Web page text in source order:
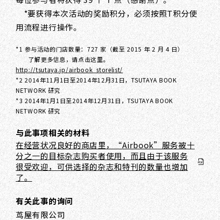
*要获得本次活动的奖励积分，必须按照T积分使
用流程进行操作。
*1 参与活动的门店数量：727 家（截至 2015 年 2 月 4 日）
了解更多信息，请点击这里。
http://tsutaya.jp/airbook_storelist/
*2 2014年11月1日至2014年12月31日，TSUTAYA BOOK
NETWORK 研究
*3 2014年1月1日至2014年12月31日，TSUTAYA BOOK
NETWORK 研究
与此事项相关的材料
在经营状况良好的商店里，“Airbook”服务被十
分之一的目标杂志购买者使用，而且由于该服务
很受欢迎，可供选择的杂志和特刊的数量也增加
了。
有关此事的询问
茑屋有限公司